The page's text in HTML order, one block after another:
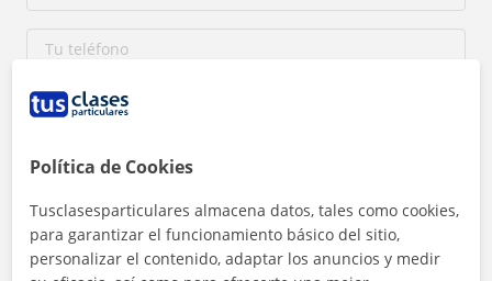
Al hacer clic, aceptas nuestroaviso legaly deprivacidad
Política de Cookies
Tusclasesparticulares almacena datos, tales como cookies,
para garantizar el funcionamiento básico del sitio,
personalizar el contenido, adaptar los anuncios y medir